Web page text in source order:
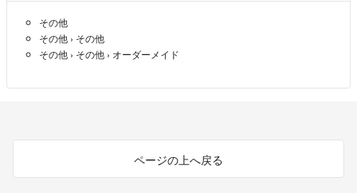
お送りいただいた情報、弊社にてお預かりしているお客様サンプルを元
に確認の上、対応いたします。
尚、以下のものにつきましては再印刷対応不可の場合もございますので
・配布を行うなど一部でも使用した場合。
その他
その他 › その他
その他 › その他 › オーダーメイド
ページの上へ戻る